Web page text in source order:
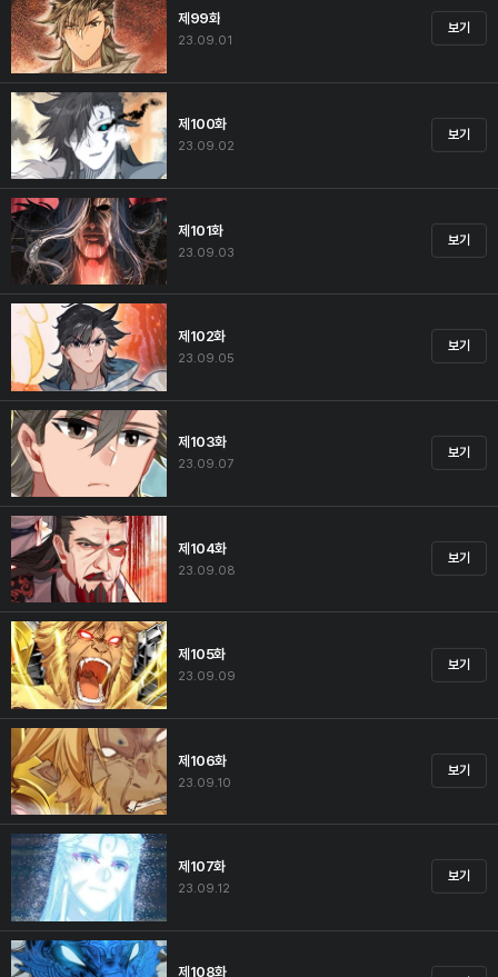
제99화
23.09.01
보기
제100화
23.09.02
보기
제101화
23.09.03
보기
제102화
23.09.05
보기
제103화
23.09.07
보기
제104화
23.09.08
보기
제105화
23.09.09
보기
제106화
23.09.10
보기
제107화
23.09.12
보기
제108화